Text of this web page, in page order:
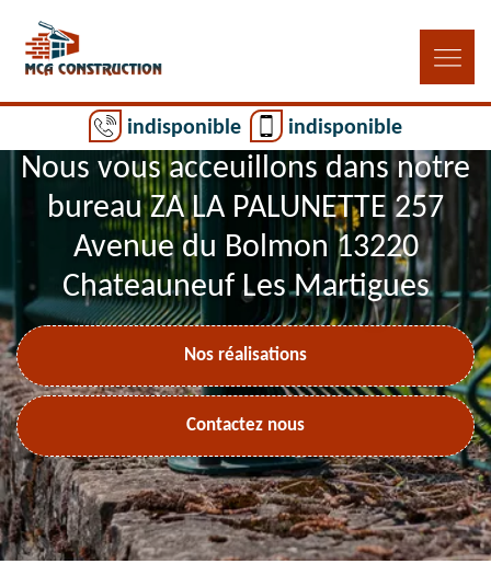
indisponible indisponible
Nous vous acceuillons dans notre
bureau ZA LA PALUNETTE 257
Avenue du Bolmon 13220
Chateauneuf Les Martigues
Nos réalisations
Contactez nous